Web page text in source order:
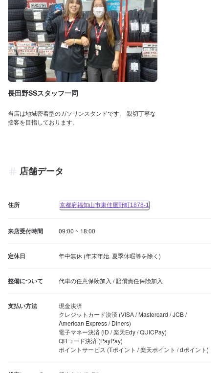
長田野SSスタッフ一同
当店は地域密着型のガソリンスタンドです。 親切丁寧な
接客を目指しております。
店舗データ
住所 京都府福知山市東佳屋野町1878-1
来店受付時間 09:00 ~ 18:00
定休日 年中無休 (年末年始, 夏季休暇等を除く)
整備について 代車の任意保険加入 / 賠償責任保険加入
支払い方法
現金決済
クレジットカード決済 (VISA / Mastercard / JCB /
American Express / Diners)
電子マネー決済 (iD / 楽天Edy / QUICPay)
QRコード決済 (PayPay)
ポイントサービス (Tポイント / 楽天ポイント / dポイント)